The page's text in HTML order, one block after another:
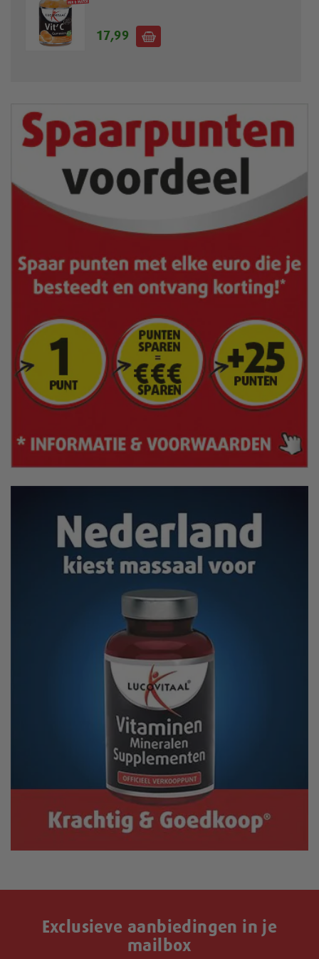
17,99
Exclusieve aanbiedingen in je
mailbox